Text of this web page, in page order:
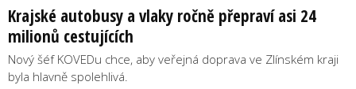
Krajské autobusy a vlaky ročně přepraví asi 24
milionů cestujících
Nový šéf KOVEDu chce, aby veřejná doprava ve Zlínském kraji
byla hlavně spolehlivá.